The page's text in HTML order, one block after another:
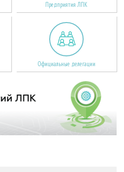
Предприятия ЛПК
Официальные делегации